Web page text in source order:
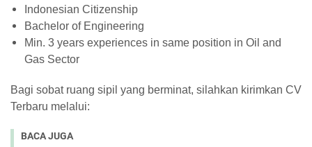
Indonesian Citizenship
Bachelor of Engineering
Min. 3 years experiences in same position in Oil and
Gas Sector
Bagi sobat ruang sipil yang berminat, silahkan kirimkan CV
Terbaru melalui:
BACA JUGA